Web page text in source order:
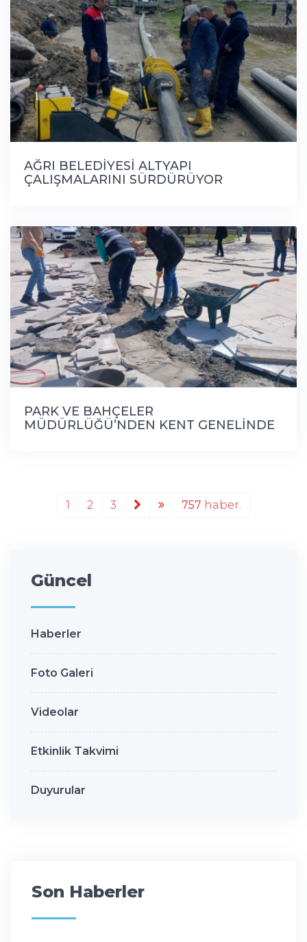
AĞRI BELEDİYESİ ALTYAPI
ÇALIŞMALARINI SÜRDÜRÜYOR
PARK VE BAHÇELER
MÜDÜRLÜĞÜ’NDEN KENT GENELİNDE
1 2 3 757 haber.
Güncel
Haberler
Foto Galeri
Videolar
Etkinlik Takvimi
Duyurular
Son Haberler